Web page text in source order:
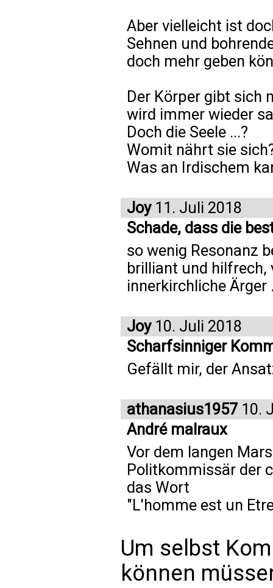
Aber vielleicht ist
Sehnen und
doch mehr geben
Der Körper gibt sich
wird immer wieder
Doch die Seele ...?
Womit nährt sie
Was an Irdischem
Joy11. Juli 2018
Schade, dass die
so wenig Resonanz
brilliant und hilfrech,
innerkirchliche Ärger
Joy10. Juli 2018
Scharfsinniger
Gefällt mir, der
athanasius1957 10.
André malraux
Vor dem langen
Politkommissär der
das Wort
"L'homme est un
Um selbst
können